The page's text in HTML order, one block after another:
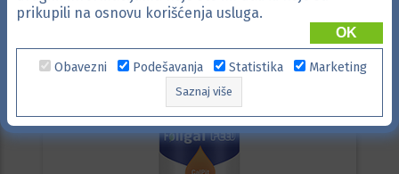
prikupili na osnovu korišćenja usluga.
OK
Obavezni Podešavanja Statistika Marketing
Saznaj više